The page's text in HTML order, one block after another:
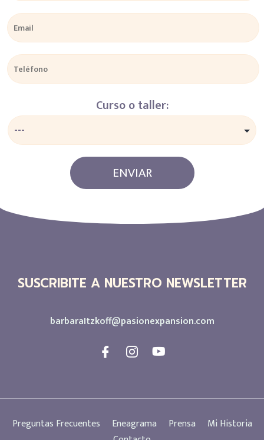
Curso o taller:
SUSCRIBITE A NUESTRO NEWSLETTER
barbaraItzkoff@pasionexpansion.com
Preguntas Frecuentes Eneagrama Prensa
Mi Historia